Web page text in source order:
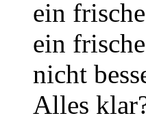
ein
ein
nicht
Alles